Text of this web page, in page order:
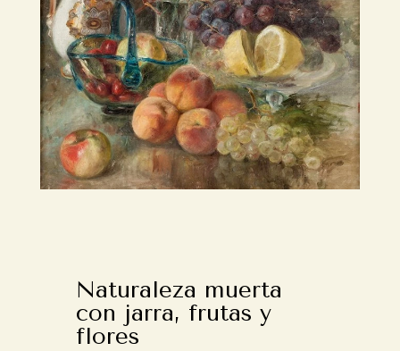
Naturaleza muerta
con jarra, frutas y
flores